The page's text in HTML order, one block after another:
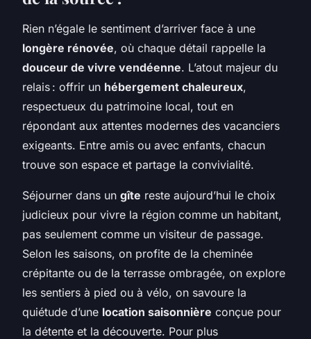
Rien n’égale le sentiment d’arriver face à une
longère rénovée, où chaque détail rappelle la
douceur de vivre vendéenne. L’atout majeur du
relais : offrir un hébergement chaleureux,
respectueux du patrimoine local, tout en
répondant aux attentes modernes des vacanciers
exigeants. Entre amis ou avec enfants, chacun
trouve son espace et partage la convivialité.
Séjourner dans un gîte reste aujourd’hui le choix
judicieux pour vivre la région comme un habitant,
pas seulement comme un visiteur de passage.
Selon les saisons, on profite de la cheminée
crépitante ou de la terrasse ombragée, on explore
les sentiers à pied ou à vélo, on savoure la
quiétude d’une location saisonnière conçue pour
la détente et la découverte. Pour plus